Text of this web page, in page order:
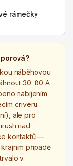
rámečky
náběhovou
30–80 A
nabíjením
driveru.
ale pro
nad
kontaktů —
případě
v